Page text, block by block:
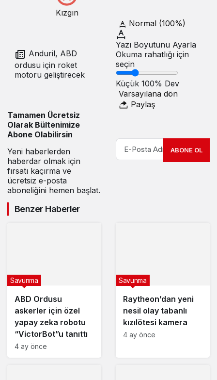
Kızgın
Anduril, ABD
ordusu için roket
motoru geliştirecek
Normal (100%)
Yazı Boyutunu Ayarla
Okuma rahatlığı için
seçin
Küçük 100% Dev
Varsayılana dön
Paylaş
Tamamen Ücretsiz
Olarak Bültenimize
Abone Olabilirsin
Yeni haberlerden
haberdar olmak için
fırsatı kaçırma ve
ücretsiz e-posta
aboneliğini hemen başlat.
ABONE OL
Benzer Haberler
ABD Ordusu
askerler için özel
yapay zeka robotu
“VictorBot”u tanıttı
Savunma
4 ay önce
Raytheon’dan yeni
nesil olay tabanlı
kızılötesi kamera
Savunma
4 ay önce